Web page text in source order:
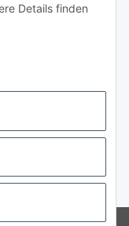
Details finden